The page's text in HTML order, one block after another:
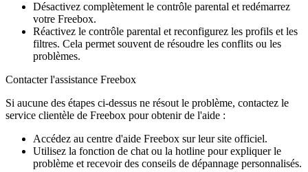
Désactivez complètement le contrôle parental et redémarrez
votre Freebox.
Réactivez le contrôle parental et reconfigurez les profils et les
filtres. Cela permet souvent de résoudre les conflits ou les
problèmes.
Contacter l'assistance Freebox
Si aucune des étapes ci-dessus ne résout le problème, contactez le
service clientèle de Freebox pour obtenir de l'aide :
Accédez au centre d'aide Freebox sur leur site officiel.
Utilisez la fonction de chat ou la hotline pour expliquer le
problème et recevoir des conseils de dépannage personnalisés.